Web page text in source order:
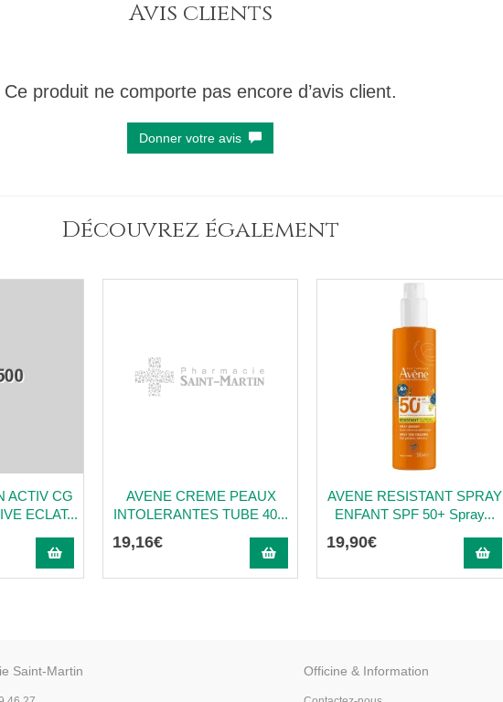
Avis clients
Ce produit ne comporte pas encore d’avis client.
Donner votre avis
Découvrez également
ACTIV CG
ECLAT...
AVENE CREME PEAUX
INTOLERANTES TUBE 40...
19,16€
AVENE RESISTANT SPRAY
ENFANT SPF 50+ Spray...
19,90€
Saint-Martin Officine & Information